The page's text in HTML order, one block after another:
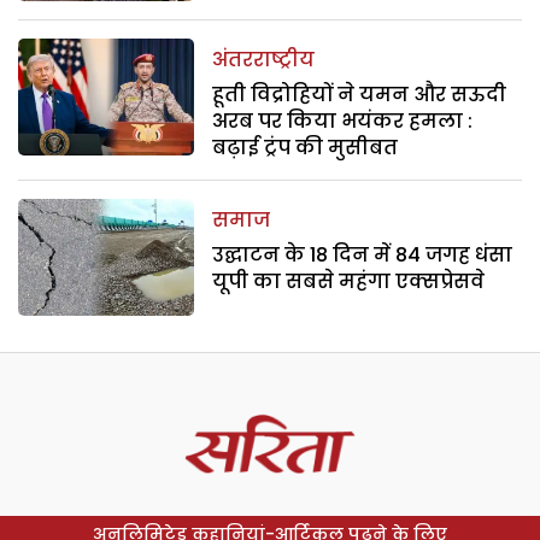
अंतरराष्ट्रीय
हूती विद्रोहियों ने यमन और सऊदी
अरब पर किया भयंकर हमला :
बढ़ाई ट्रंप की मुसीबत
समाज
उद्घाटन के 18 दिन में 84 जगह धंसा
यूपी का सबसे महंगा एक्सप्रेसवे
अनलिमिटेड कहानियां-आर्टिकल पढ़ने के लिए